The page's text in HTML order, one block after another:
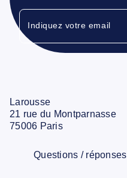
Indiquez votre email
Larousse
21 rue du Montparnasse
75006 Paris
Questions / réponses